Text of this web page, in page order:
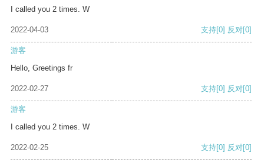
I called you 2 times. W
2022-04-03 支持[0] 反对[0]
游客
Hello, Greetings fr
2022-02-27 支持[0] 反对[0]
游客
I called you 2 times. W
2022-02-25 支持[0] 反对[0]